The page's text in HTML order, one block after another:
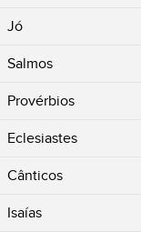
Jó
Salmos
Provérbios
Eclesiastes
Cânticos
Isaías